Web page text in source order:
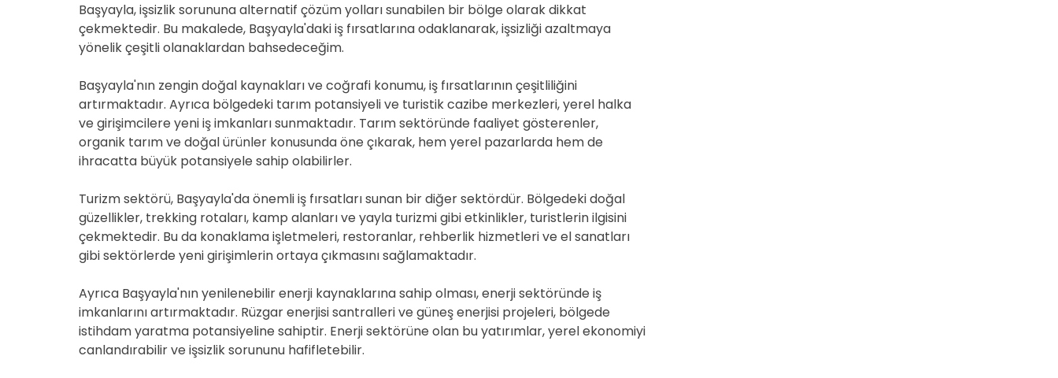
Başyayla, işsizlik sorununa alternatif çözüm yolları sunabilen bir bölge olarak dikkat
çekmektedir. Bu makalede, Başyayla'daki iş fırsatlarına odaklanarak, işsizliği azaltmaya
yönelik çeşitli olanaklardan bahsedeceğim.
Başyayla'nın zengin doğal kaynakları ve coğrafi konumu, iş fırsatlarının çeşitliliğini
artırmaktadır. Ayrıca bölgedeki tarım potansiyeli ve turistik cazibe merkezleri, yerel halka
ve girişimcilere yeni iş imkanları sunmaktadır. Tarım sektöründe faaliyet gösterenler,
organik tarım ve doğal ürünler konusunda öne çıkarak, hem yerel pazarlarda hem de
ihracatta büyük potansiyele sahip olabilirler.
Turizm sektörü, Başyayla'da önemli iş fırsatları sunan bir diğer sektördür. Bölgedeki doğal
güzellikler, trekking rotaları, kamp alanları ve yayla turizmi gibi etkinlikler, turistlerin ilgisini
çekmektedir. Bu da konaklama işletmeleri, restoranlar, rehberlik hizmetleri ve el sanatları
gibi sektörlerde yeni girişimlerin ortaya çıkmasını sağlamaktadır.
Ayrıca Başyayla'nın yenilenebilir enerji kaynaklarına sahip olması, enerji sektöründe iş
imkanlarını artırmaktadır. Rüzgar enerjisi santralleri ve güneş enerjisi projeleri, bölgede
istihdam yaratma potansiyeline sahiptir. Enerji sektörüne olan bu yatırımlar, yerel ekonomiyi
canlandırabilir ve işsizlik sorununu hafifletebilir.